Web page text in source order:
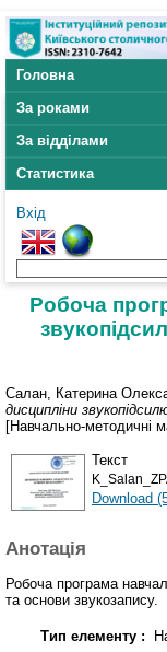
Головна
За роками
За відділами
Статистика
Вхід
Робоча
Салан, Катерина
дисципліни
[Навчально-методичні
Текст
Download
Анотація
Робоча програма
та основи звукозапису.
Тип елементу :